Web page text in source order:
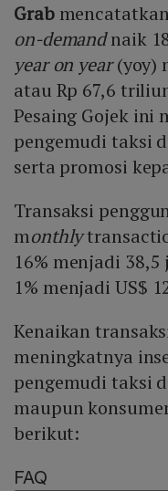
Grab
on-demandnaik
year on year(yoy)
atau Rp 67,6
Pesaing Gojek ini
pengemudi taksi
serta promosi
Transaksi
monthly
16% menjadi
1% menjadi US$
Kenaikan
meningkatnya
pengemudi taksi
maupun
berikut:
FAQ